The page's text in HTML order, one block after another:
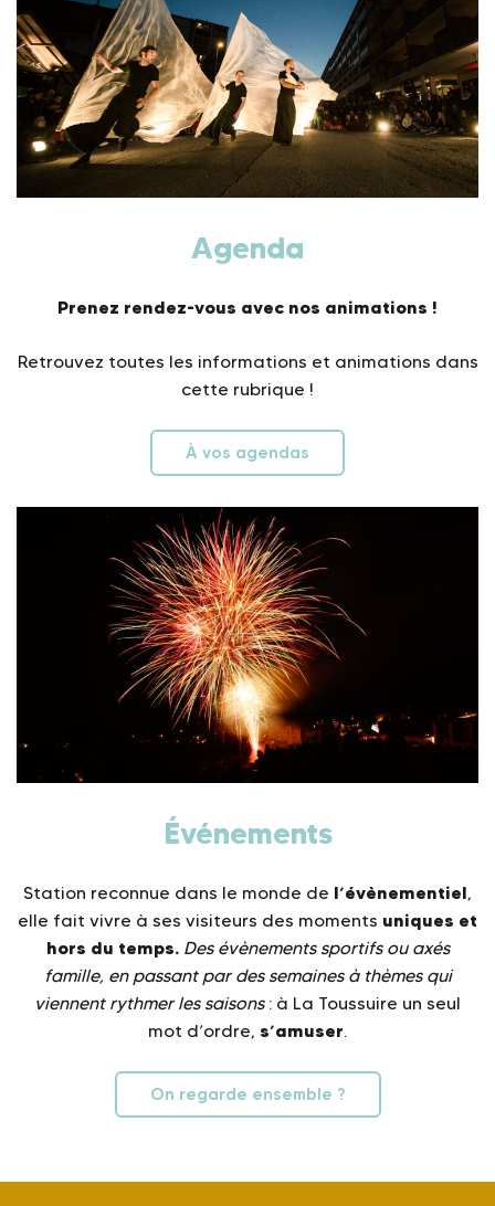
Agenda
Prenez rendez-vous avec nos animations !
Retrouvez toutes les informations et animations dans
cette rubrique !
À vos agendas
Événements
Station reconnue dans le monde de l’évènementiel,
elle fait vivre à ses visiteurs des moments uniques et
hors du temps. Des évènements sportifs ou axés
famille, en passant par des semaines à thèmes qui
viennent rythmer les saisons: à La Toussuire un seul
mot d’ordre, s’amuser.
On regarde ensemble ?